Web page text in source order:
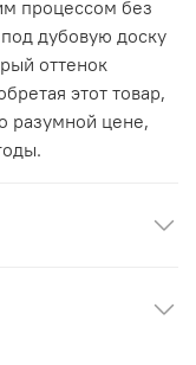
процессом без
дубовую доску
оттенок
этот товар,
разумной цене,